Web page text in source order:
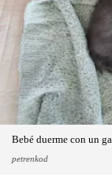
Bebé duerme con un
petrenkod